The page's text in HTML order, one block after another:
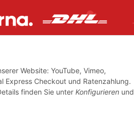
Website: YouTube, Vimeo,
Express Checkout und Ratenzahlung.
finden Sie unter Konfigurieren und